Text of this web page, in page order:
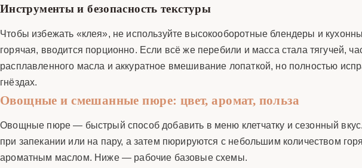
Инструменты и безопасность текстуры
Чтобы избежать «клея», не используйте высокооборотные блендеры и
горячая, вводится порционно. Если всё же перебили и масса стала тягучей,
расплавленного масла и аккуратное вмешивание лопаткой, но полностью
гнёздах.
Овощные и смешанные пюре: цвет, аромат, польза
Овощные пюре — быстрый способ добавить в меню клетчатку и сезонный
при запекании или на пару, а затем пюрируются с небольшим количеством
ароматным маслом. Ниже — рабочие базовые схемы.